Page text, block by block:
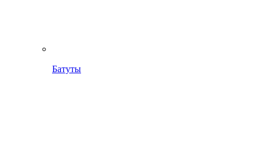
Батуты